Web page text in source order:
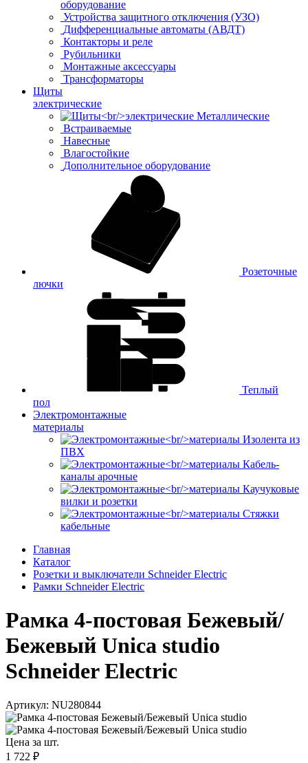
оборудование
Устройства защитного отключения (УЗО)
Дифференциальные автоматы (АВДТ)
Контакторы и реле
Рубильники
Монтажные аксессуары
Трансформаторы
Щиты
электрические
Металлические
Встраиваемые
Навесные
Влагостойкие
Дополнительное оборудование
Розеточные
лючки
Теплый
пол
Электромонтажные
материалы
Изолента из
ПВХ
Кабель-
каналы арочные
Каучуковые
вилки и розетки
Стяжки
кабельные
Главная
Каталог
Розетки и выключатели Schneider Electric
Рамки Schneider Electric
Рамка 4-постовая Бежевый/
Бежевый Unica studio
Schneider Electric
Артикул: NU280844
Цена за шт.
1 722 ₽